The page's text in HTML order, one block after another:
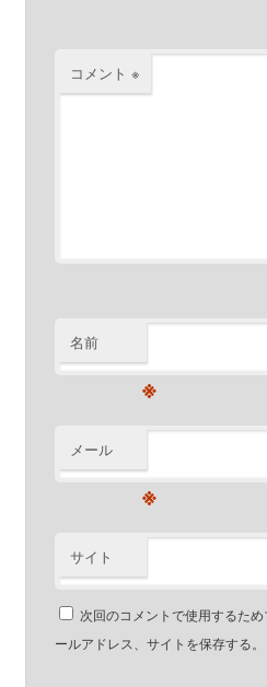
コメント ※
名前
※
メール
※
サイト
次回のコメントで使用するた
ールアドレス、サイトを保存する。